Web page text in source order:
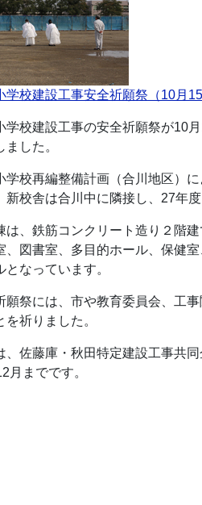
学校建設工事安全祈願祭（10月15
学校建設工事の安全祈願祭が10
ました。
学校再編整備計画（合川地区）
新校舎は合川中に隣接し、27年
は、鉄筋コンクリート造り２階
、図書室、多目的ホール、保健
となっています。
願祭には、市や教育委員会、工
を祈りました。
、佐藤庫・秋田特定建設工事共
月までです。